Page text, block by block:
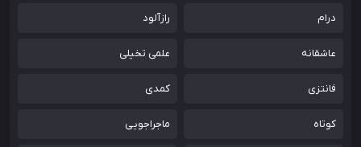
درام رازآلود
عاشقانه علمی تخیلی
فانتزی کمدی
کوتاه ماجراجویی